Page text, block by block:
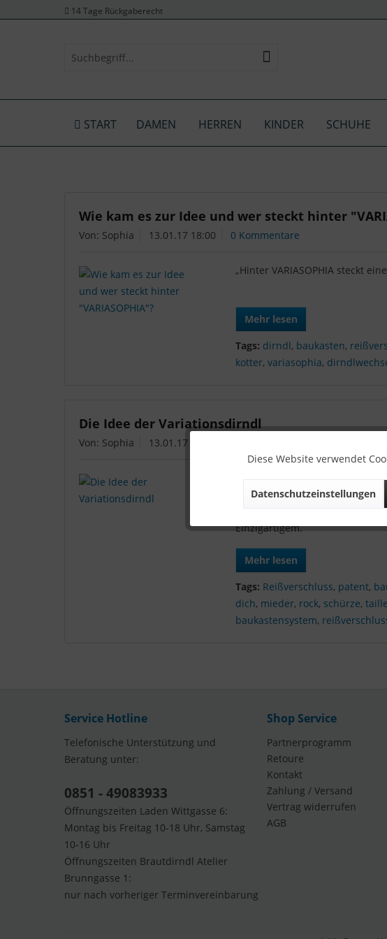
14 Tage Rückgaberecht
START DAMEN HERREN KINDER SCHUHE
Wie kam es zur Idee und wer steckt hinter
Von: Sophia 13.01.17 18:00 0 Kommentare
„Hinter VARIASOPHIA steckt
Mehr lesen
Tags: dirndl, baukasten,
kotter,variasophia,
Die Idee der Variationsdirndl
Von: Sophia 13.01.17 17:45
Die Geschichte vom
Die Idee zu "Dirndl wechsel
teilbarer Reißverschluss an
Einzigartigem.
Mehr lesen
Tags: Reißverschluss, patent,
dich, mieder, rock, schürze,taille
baukastensystem,
Service Hotline
Telefonische Unterstützung und
Beratung unter:
0851 - 49083933
Öffnungszeiten Laden Wittgasse 6:
Montag bis Freitag 10-18 Uhr, Samstag
10-16 Uhr
Öffnungszeiten Brautdirndl Atelier
Brunngasse 1:
nur nach vorheriger Terminvereinbarung
Shop Service
Partnerprogramm
Retoure
Kontakt
Zahlung / Versand
Vertrag widerrufen
AGB
Diese Website verwendet
Datenschutzeinstellungen